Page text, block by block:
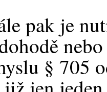
pak je
§ 705